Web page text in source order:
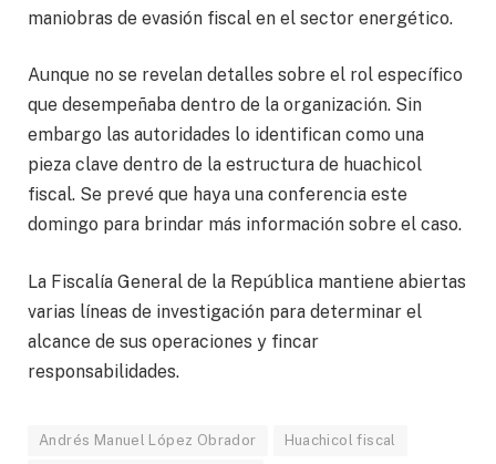
maniobras de evasión fiscal en el sector energético.
Aunque no se revelan detalles sobre el rol específico
que desempeñaba dentro de la organización. Sin
embargo las autoridades lo identifican como una
pieza clave dentro de la estructura de huachicol
fiscal. Se prevé que haya una conferencia este
domingo para brindar más información sobre el caso.
La Fiscalía General de la República mantiene abiertas
varias líneas de investigación para determinar el
alcance de sus operaciones y fincar
responsabilidades.
Andrés Manuel López Obrador Huachicol fiscal